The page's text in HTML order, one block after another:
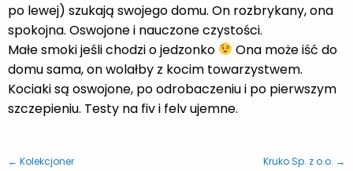
po lewej) szukają swojego domu. On rozbrykany, ona
spokojna. Oswojone i nauczone czystości.
Małe smoki jeśli chodzi o jedzonko
Ona może iść do
domu sama, on wolałby z kocim towarzystwem.
Kociaki są oswojone, po odrobaczeniu i po pierwszym
szczepieniu. Testy na fiv i felv ujemne.
← Kolekcjoner Kruko Sp. z o.o. →